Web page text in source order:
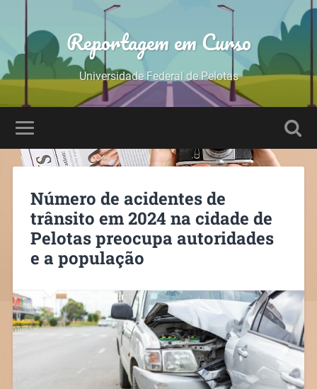
Reportagem em Curso
Universidade Federal de Pelotas
Número de acidentes de
trânsito em 2024 na cidade de
Pelotas preocupa autoridades
e a população